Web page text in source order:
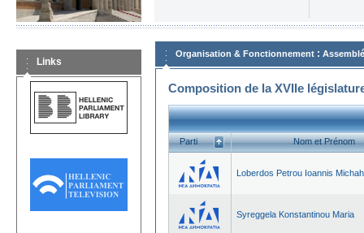
Links
Organisation & Fonctionnement :
Composition de la XVIIe
Parti Nom et Prénom
Loberdos Petrou Ioannis
Syreggela Konstantinou Maria